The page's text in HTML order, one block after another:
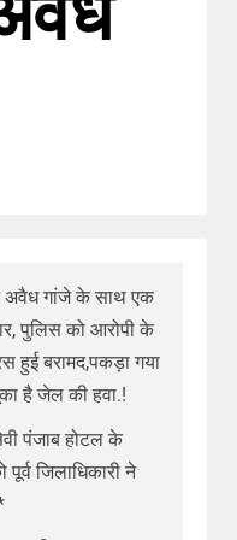
अवैध गांजे के साथ एक
पुलिस को आरोपी के
हुई बरामद,पकड़ा गया
है जेल की हवा.!
पंजाब होटल के
जिलाधिकारी ने